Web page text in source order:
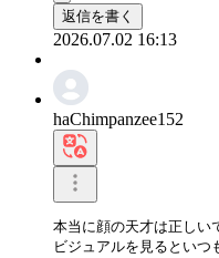
返信を書く
2026.07.02 16:13
haChimpanzee152
本当に顔の天才は正しい
ビジュアルを見るといつ